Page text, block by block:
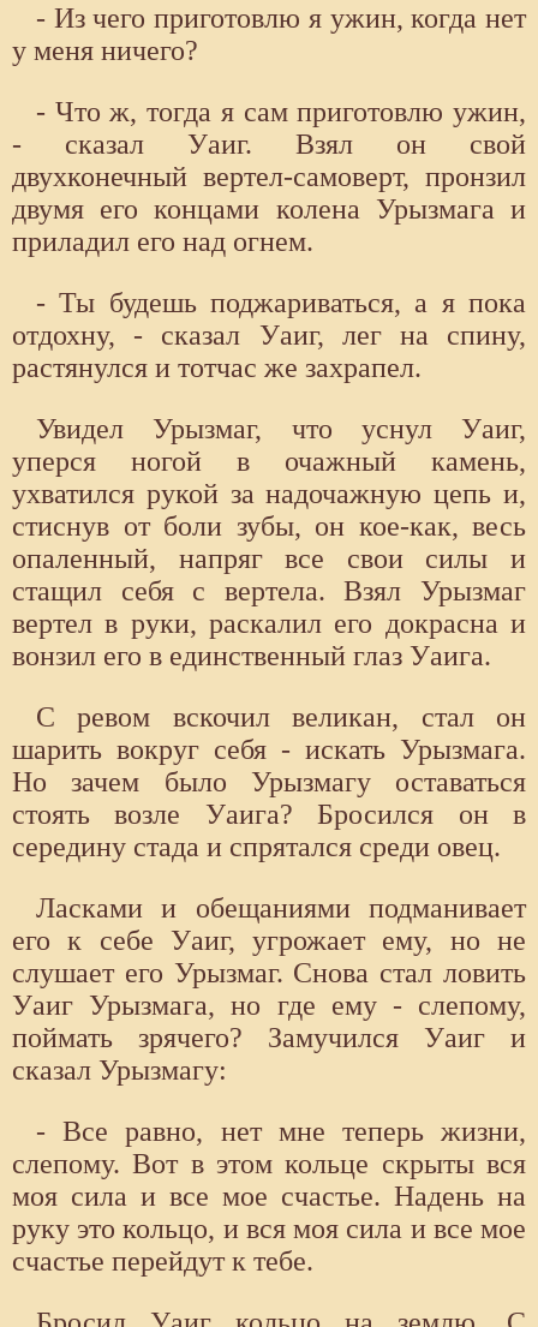
- Из чего приготовлю я ужин, когда нет
у меня ничего?
- Что ж, тогда я сам приготовлю ужин,
- сказал Уаиг. Взял он свой
двухконечный вертел-самоверт, пронзил
двумя его концами колена Урызмага и
приладил его над огнем.
- Ты будешь поджариваться, а я пока
отдохну, - сказал Уаиг, лег на спину,
растянулся и тотчас же захрапел.
Увидел Урызмаг, что уснул Уаиг,
уперся ногой в очажный камень,
ухватился рукой за надочажную цепь и,
стиснув от боли зубы, он кое-как, весь
опаленный, напряг все свои силы и
стащил себя с вертела. Взял Урызмаг
вертел в руки, раскалил его докрасна и
вонзил его в единственный глаз Уаига.
С ревом вскочил великан, стал он
шарить вокруг себя - искать Урызмага.
Но зачем было Урызмагу оставаться
стоять возле Уаига? Бросился он в
середину стада и спрятался среди овец.
Ласками и обещаниями подманивает
его к себе Уаиг, угрожает ему, но не
слушает его Урызмаг. Снова стал ловить
Уаиг Урызмага, но где ему - слепому,
поймать зрячего? Замучился Уаиг и
сказал Урызмагу:
- Все равно, нет мне теперь жизни,
слепому. Вот в этом кольце скрыты вся
моя сила и все мое счастье. Надень на
руку это кольцо, и вся моя сила и все мое
счастье перейдут к тебе.